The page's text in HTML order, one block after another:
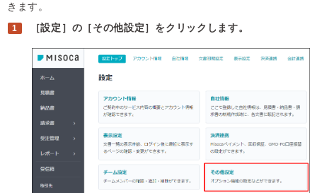
きます。
［設定］の［その他設定］をクリックします。